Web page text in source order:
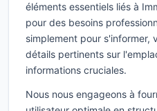
éléments essentiels liés à
pour des besoins
simplement pour s'informer,
détails pertinents sur
informations cruciales.
Nous nous engageons à